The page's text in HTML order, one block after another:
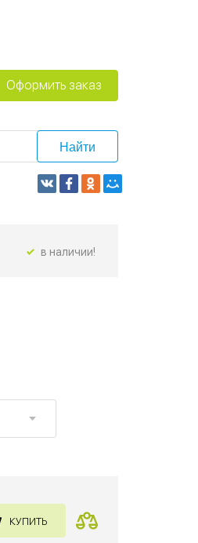
Оформить заказ
Найти
в наличии!
КУПИТЬ